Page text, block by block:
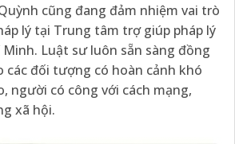
cũng đang đảm nhiệm vai trò
lý tại Trung tâm trợ giúp pháp lý
Luật sư luôn sẵn sàng đồng
các đối tượng có hoàn cảnh khó
người có công với cách mạng,
xã hội.